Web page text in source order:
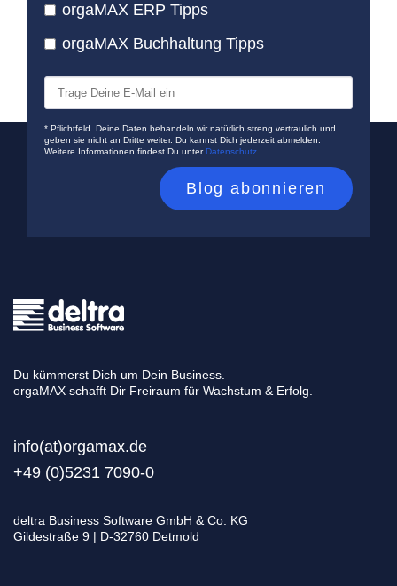
orgaMAX ERP Tipps
orgaMAX Buchhaltung Tipps
* Pflichtfeld. Deine Daten behandeln wir natürlich streng vertraulich und
geben sie nicht an Dritte weiter. Du kannst Dich jederzeit abmelden.
Weitere Informationen findest Du unterDatenschutz.
Du kümmerst Dich um Dein Business.
orgaMAX schafft Dir Freiraum für Wachstum & Erfolg.
info(at)orgamax.de
+49 (0)5231 7090-0
deltra Business Software GmbH & Co. KG
Gildestraße 9 | D-32760 Detmold